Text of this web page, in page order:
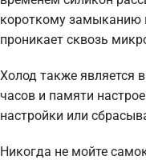
короткому замыканию
проникает сквозь
Холод также является
часов и памяти
настройки или
Никогда не мойте